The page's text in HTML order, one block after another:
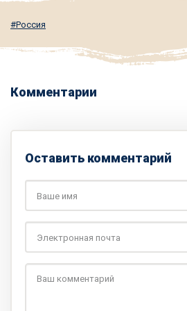
Россия
Комментарии
Оставить комментарий